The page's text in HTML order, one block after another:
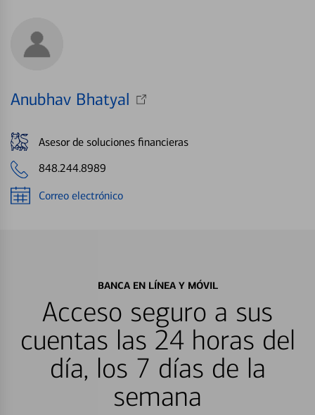
Anubhav Bhatyal
Asesor de soluciones financieras
848.244.8989
Correo electrónico
BANCA EN LÍNEA Y MÓVIL
Acceso seguro a sus
cuentas las 24 horas del
día, los 7 días de la
semana